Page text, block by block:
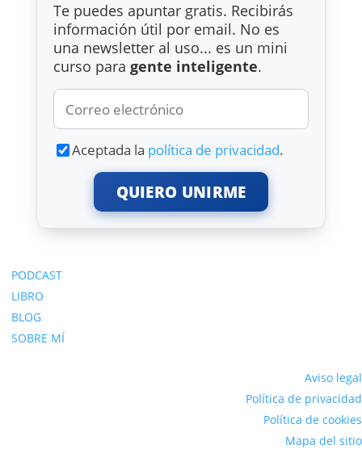
Te puedes apuntar gratis. Recibirás
información útil por email. No es
una newsletter al uso... es un mini
curso para gente inteligente.
Aceptada la política de privacidad.
QUIERO UNIRME
PODCAST
LIBRO
BLOG
SOBRE MÍ
Aviso legal
Política de privacidad
Política de cookies
Mapa del sitio